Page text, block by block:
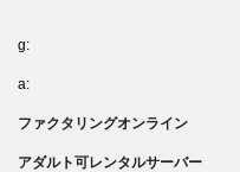
g:
a:
ファクタリングオンライン
アダルト可レンタルサーバー